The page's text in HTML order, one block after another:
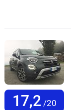
17,2 /20